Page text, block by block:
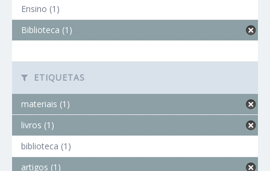
Ensino (1)
Biblioteca (1)
ETIQUETAS
materiais (1)
livros (1)
biblioteca (1)
artigos (1)